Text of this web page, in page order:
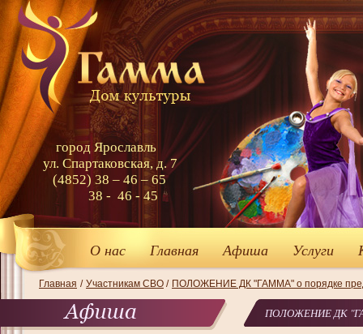
О нас Главная Афиша Услуги
город Ярославль
ул. Спартаковская, д. 7
(4852) 38 – 46 – 65
38 - 46 - 45
Главная / Участникам СВО / ПОЛОЖЕНИЕ ДК "ГАММА" о порядке
ПОЛОЖЕНИЕ ДК